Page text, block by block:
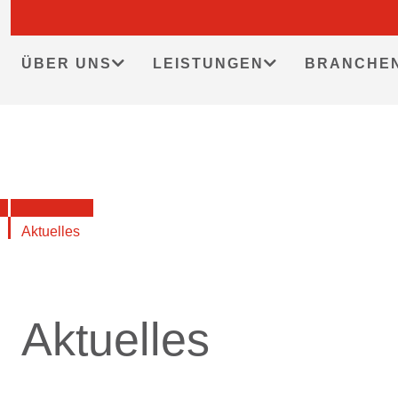
contentÜBER UNS LEISTUNGEN BRANCHEN
Aktuelles
Aktuelles